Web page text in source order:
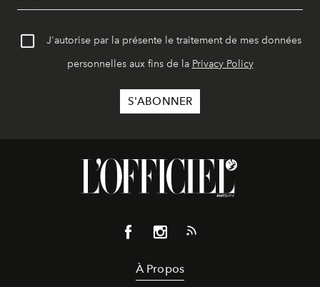
J'autorise par la présente le traitement de mes données
personnelles aux fins de la Privacy Policy
À Propos